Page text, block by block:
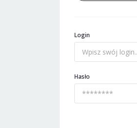
Login
Hasło